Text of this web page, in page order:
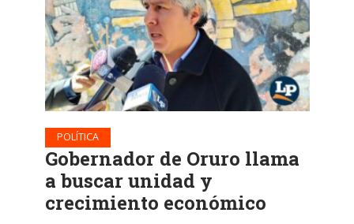
POLÍTICA
Gobernador de Oruro llama
a buscar unidad y
crecimiento económico